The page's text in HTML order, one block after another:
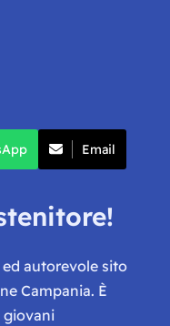
Email
autorevole sito
Campania. È
giovani